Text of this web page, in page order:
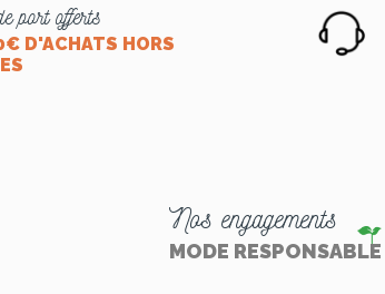
port offerts
D'ACHATS HORS
Nos engagements
MODE RESPONSABLE